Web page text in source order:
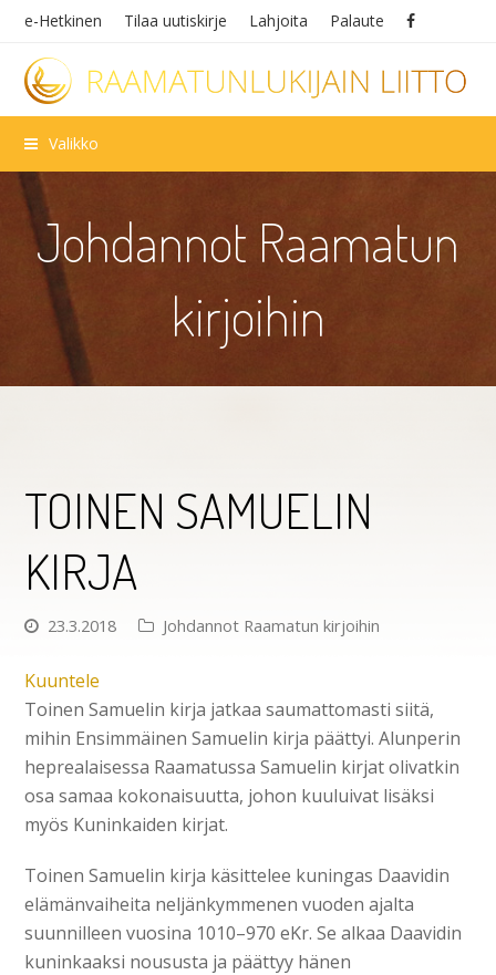
e-Hetkinen Tilaa uutiskirje Lahjoita Palaute
Valikko
Johdannot Raamatun
kirjoihin
TOINEN SAMUELIN
KIRJA
23.3.2018 Johdannot Raamatun kirjoihin
Kuuntele
Toinen Samuelin kirja jatkaa saumattomasti siitä,
mihin Ensimmäinen Samuelin kirja päättyi. Alunperin
heprealaisessa Raamatussa Samuelin kirjat olivatkin
osa samaa kokonaisuutta, johon kuuluivat lisäksi
myös Kuninkaiden kirjat.
Toinen Samuelin kirja käsittelee kuningas Daavidin
elämänvaiheita neljänkymmenen vuoden ajalta
suunnilleen vuosina 1010–970 eKr. Se alkaa Daavidin
kuninkaaksi noususta ja päättyy hänen